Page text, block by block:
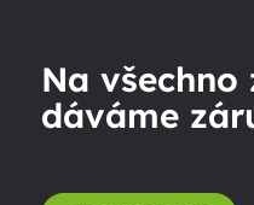
Na všechno
dáváme